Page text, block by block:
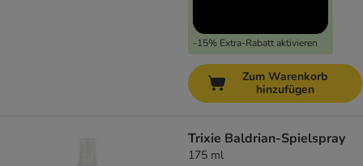
-15% Extra-Rabatt aktivieren
Zum Warenkorb
hinzufügen
Trixie Baldrian-Spielspray
175 ml